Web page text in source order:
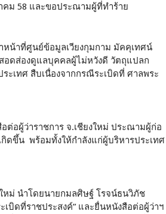
คม 58 และขอประณามผู้ที่ทำร้าย
หน้าที่ศูนย์ข้อมูลเวียงกุมกาม มัคคุเทศน์
อดส่องดูแลบุคคลผู้ไม่หวังดี วัตถุแปลก
ะเทศ สืบเนื่องจากกรณีระเบิดที่ ศาลพระ
ต่อผู้ว่าราชการ จ.เชียงใหม่ ประณามผู้ก่อ
ดขึ้น พร้อมทั้งให้กำลังแก่ผู้บริหารประเทศ
หม่ นำโดยนายกมลศิษฐ์ โรจน์ธนวิภัช
บิดที่ราชประสงค์” และยื่นหนังสือต่อผู้ว่าฯ